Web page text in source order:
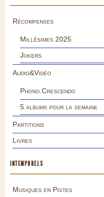
Récompenses
Millésimes 2025
Jokers
Audio&Vidéo
Phono.Crescendo
5 albums pour la semaine
Partitions
Livres
INTEMPORELS
Musiques en Pistes